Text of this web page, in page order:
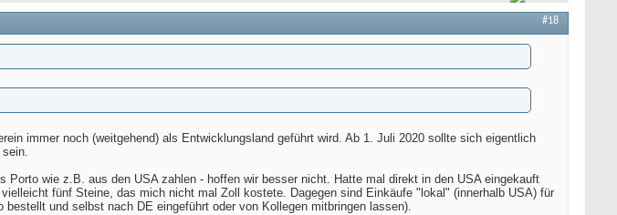
#18
immer noch (weitgehend) als Entwicklungsland geführt wird. Ab 1. Juli 2020 sollte sich eigentlich
Porto wie z.B. aus den USA zahlen - hoffen wir besser nicht. Hatte mal direkt in den USA eingekauft
fünf Steine, das mich nicht mal Zoll kostete. Dagegen sind Einkäufe "lokal" (innerhalb USA) für
und selbst nach DE eingeführt oder von Kollegen mitbringen lassen).